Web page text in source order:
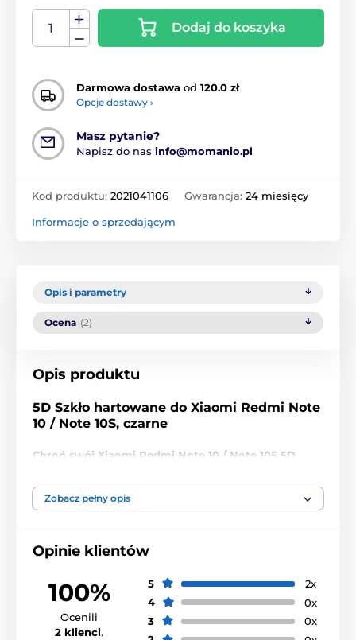
Dodaj do koszyka
Darmowa dostawa od 120.0 zł
Opcje dostawy ›
Masz pytanie?
Napisz do nas info@momanio.pl
Kod produktu: 2021041106 Gwarancja: 24 miesięcy
Informacje o sprzedającym
Opis i parametry
Ocena (2)
Opis produktu
5D Szkło hartowane do Xiaomi Redmi Note
10 / Note 10S, czarne
Chroń swój Xiaomi Redmi Note 10 / Note 10S 5D
o twardości 9H!
Ochronne szkło hartowane Wozinsky 5D Full Glueto
hartowane o twardości 9H, które
ekran Twojego smartfona
przejrzystość obrazu
,zachowując czułość dotyku i
świetniemaskując zadrapaniana ekranie.
Dodatkowo wzmocnione dla jeszcze lepszej
Zobacz pełny opis
Opinie klientów
100%
Ocenili
2 klienci.
5
2x
4
0x
3
0x